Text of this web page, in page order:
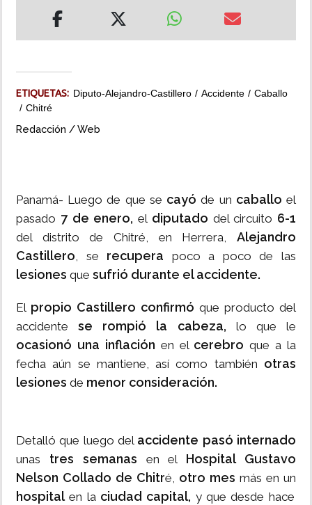
ETIQUETAS: Diputo-Alejandro-Castillero Accidente
Caballo
Chitré
Redacción / Web
Panamá- Luego de que se cayó de un caballo el
pasado 7 de enero, el diputado del circuito 6-1
del distrito de Chitré, en Herrera, Alejandro
Castillero, se recupera poco a poco de las
lesiones que sufrió durante el accidente.
El propio Castillero confirmó que producto del
accidentese rompió la cabeza, lo que le
ocasionó una inflación en el cerebroque a la
fecha aún se mantiene, así como también otras
lesiones de menor consideración.
Detalló que luego del accidente pasó internado
unas tres semanas en el Hospital Gustavo
Nelson Collado de Chitré, otro mes más en un
hospitalen la ciudad capital, y que desde hace